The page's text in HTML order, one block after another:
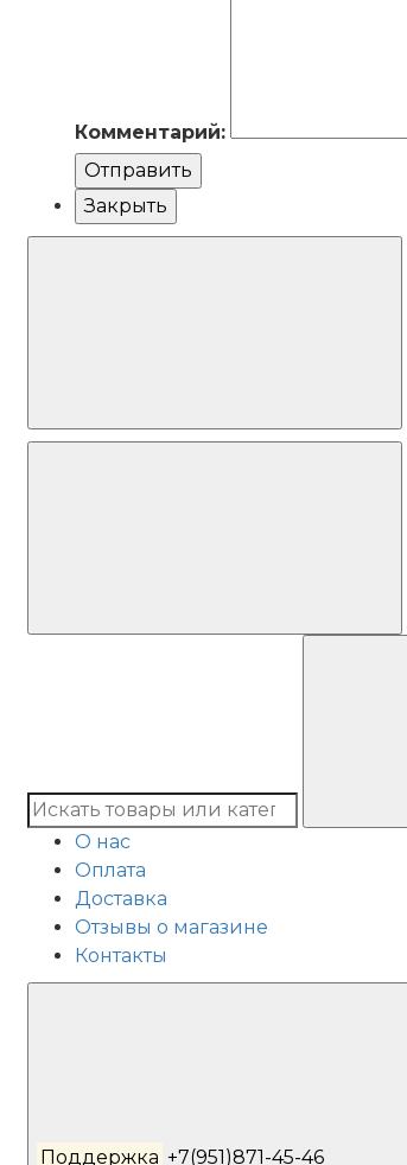
Комментарий:
Отправить
Закрыть
О нас
Оплата
Доставка
Отзывы о магазине
Контакты
Поддержка +7(951)871-45-46